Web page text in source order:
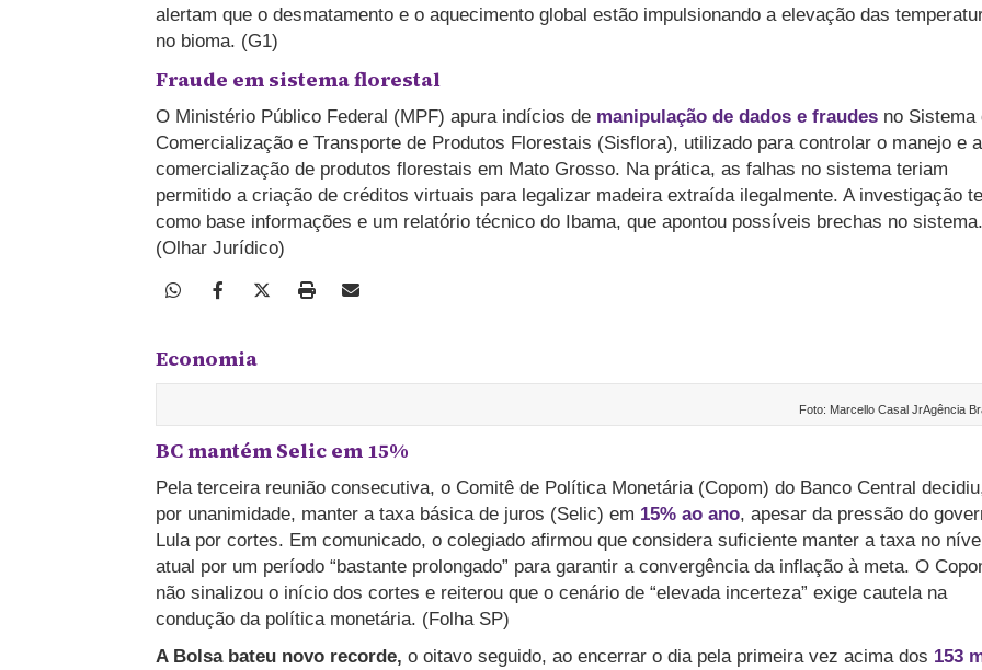
alertam que o desmatamento e o aquecimento global estão impulsionando a elevação das
no bioma. (G1)
Fraude em sistema florestal
O Ministério Público Federal (MPF) apura indícios de manipulação de dados e fraudes no Sistema
Comercialização e Transporte de Produtos Florestais (Sisflora), utilizado para controlar o manejo e a
comercialização de produtos florestais em Mato Grosso. Na prática, as falhas no sistema teriam
permitido a criação de créditos virtuais para legalizar madeira extraída ilegalmente. A investigação
como base informações e um relatório técnico do Ibama, que apontou possíveis brechas no sistema.
(Olhar Jurídico)
Economia
Foto: Marcello Casal JrAgência
BC mantém Selic em 15%
Pela terceira reunião consecutiva, o Comitê de Política Monetária (Copom) do Banco Central
por unanimidade, manter a taxa básica de juros (Selic) em 15% ao ano, apesar da pressão do
Lula por cortes. Em comunicado, o colegiado afirmou que considera suficiente manter a taxa no
atual por um período “bastante prolongado” para garantir a convergência da inflação à meta. O
não sinalizou o início dos cortes e reiterou que o cenário de “elevada incerteza” exige cautela na
condução da política monetária. (Folha SP)
A Bolsa bateu novo recorde, o oitavo seguido, ao encerrar o dia pela primeira vez acima dos 153